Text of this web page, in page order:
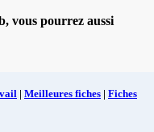
vous pourrez aussi
| Meilleures fiches | Fiches